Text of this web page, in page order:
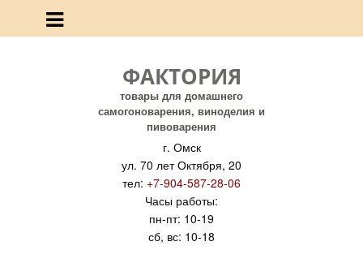
ФАКТОРИЯ
товары для домашнего
самогоноварения, виноделия и
пивоварения
г. Омск
ул. 70 лет Октября, 20
тел: +7-904-587-28-06
Часы работы:
пн-пт: 10-19
сб, вс: 10-18